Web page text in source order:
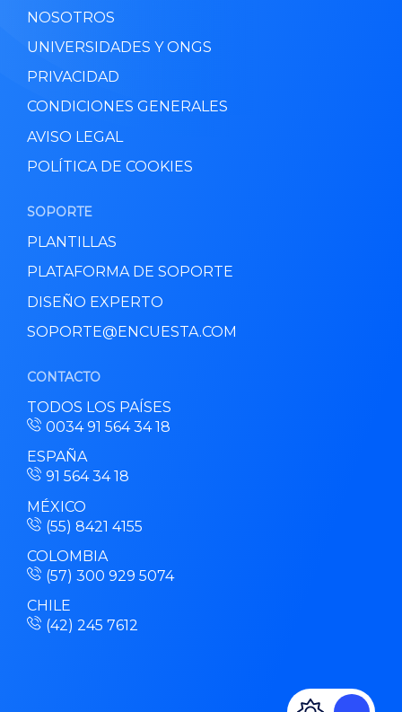
NOSOTROS
UNIVERSIDADES Y ONGS
PRIVACIDAD
CONDICIONES GENERALES
AVISO LEGAL
POLÍTICA DE COOKIES
SOPORTE
PLANTILLAS
PLATAFORMA DE SOPORTE
DISEÑO EXPERTO
SOPORTE@ENCUESTA.COM
CONTACTO
TODOS LOS PAÍSES
0034 91 564 34 18
ESPAÑA
91 564 34 18
MÉXICO
(55) 8421 4155
COLOMBIA
(57) 300 929 5074
CHILE
(42) 245 7612